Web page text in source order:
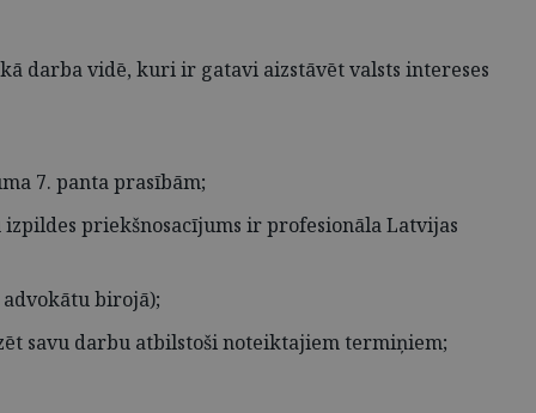
darba vidē, kuri ir gatavi aizstāvēt valsts intereses
7. panta prasībām;
priekšnosacījums ir profesionāla Latvijas
birojā);
savu darbu atbilstoši noteiktajiem termiņiem;